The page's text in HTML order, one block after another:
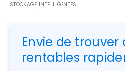
STOCKAGE INTELLIGENTES
Envie de trouver
rentables